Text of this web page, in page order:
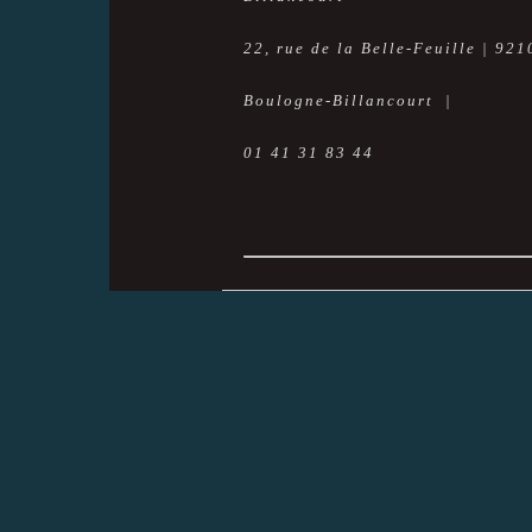
22, rue de la Belle-Feuille |
Boulogne-Billancourt |
01 41 31 83 44